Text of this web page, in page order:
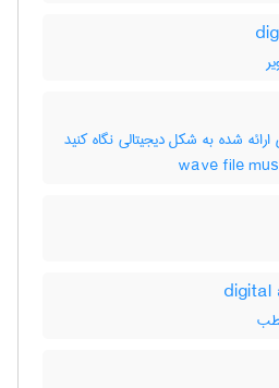
شده به شکل دیجیتالی نگاه کنید